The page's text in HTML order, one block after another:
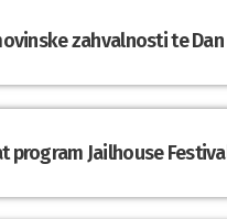
zahvalnosti te
program Jailhouse